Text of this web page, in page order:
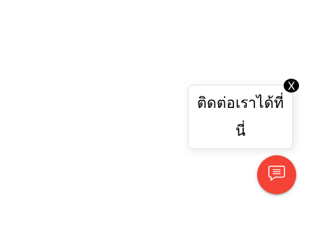
ติดต่อเราได้ที่
นี่
X